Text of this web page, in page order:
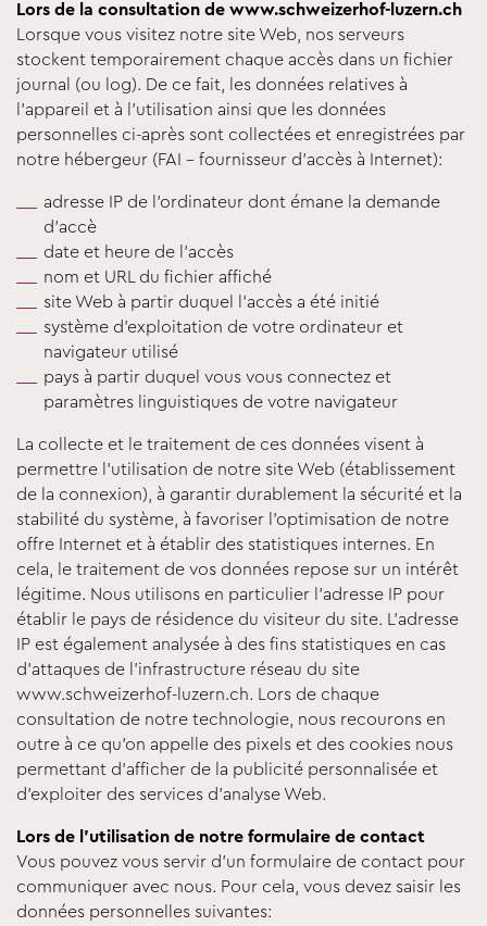
Lors de la consultation de www.schweizerhof-luzern.ch
Lorsque vous visitez notre site Web, nos serveurs
stockent temporairement chaque accès dans un fichier
journal (ou log). De ce fait, les données relatives à
l’appareil et à l’utilisation ainsi que les données
personnelles ci-après sont collectées et enregistrées par
notre hébergeur (FAI – fournisseur d’accès à Internet):
adresse IP de l’ordinateur dont émane la demande
d’accè
date et heure de l’accès
nom et URL du fichier affiché
site Web à partir duquel l’accès a été initié
système d’exploitation de votre ordinateur et
navigateur utilisé
pays à partir duquel vous vous connectez et
paramètres linguistiques de votre navigateur
La collecte et le traitement de ces données visent à
permettre l’utilisation de notre site Web (établissement
de la connexion), à garantir durablement la sécurité et la
stabilité du système, à favoriser l’optimisation de notre
offre Internet et à établir des statistiques internes. En
cela, le traitement de vos données repose sur un intérêt
légitime. Nous utilisons en particulier l’adresse IP pour
établir le pays de résidence du visiteur du site. L’adresse
IP est également analysée à des fins statistiques en cas
d’attaques de l’infrastructure réseau du site
www.schweizerhof-luzern.ch. Lors de chaque
consultation de notre technologie, nous recourons en
outre à ce qu’on appelle des pixels et des cookies nous
permettant d’afficher de la publicité personnalisée et
d’exploiter des services d’analyse Web.
Lors de l’utilisation de notre formulaire de contact
Vous pouvez vous servir d’un formulaire de contact pour
communiquer avec nous. Pour cela, vous devez saisir les
données personnelles suivantes: